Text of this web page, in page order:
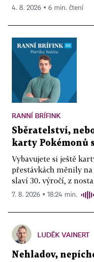
4. 8. 2026 ▪ 6 min. čtení
RANNÍ BRÍFINK
Sběratelství,
karty Pokémonů
Vybavujete si ještě
přestávkách měnily
slaví 30. výročí, z
7. 8. 2026 ▪ 18:24 min.
LUDĚK VAINERT
Nehladov,